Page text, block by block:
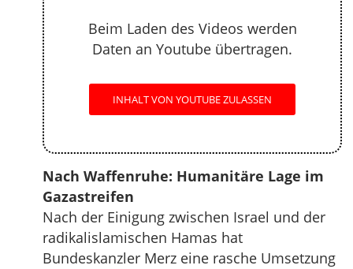
Beim Laden des Videos werden
Daten an Youtube übertragen.
INHALT VON YOUTUBE ZULASSEN
Nach Waffenruhe: Humanitäre Lage im
Gazastreifen
Nach der Einigung zwischen Israel und der
radikalislamischen Hamas hat
Bundeskanzler Merz eine rasche Umsetzung